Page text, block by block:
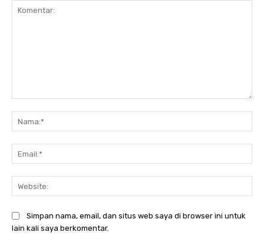
Simpan nama, email, dan situs web saya di browser ini untuk
lain kali saya berkomentar.